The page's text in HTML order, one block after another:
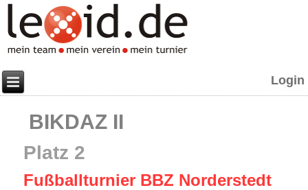
Login
BIKDAZ II
Platz 2
Fußballturnier BBZ Norderstedt